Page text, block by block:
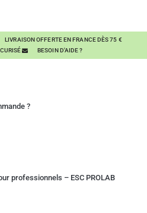
LIVRAISON OFFERTE EN FRANCE DÈS 75 €
BESOIN D'AIDE ?
?
professionnels – ESC PROLAB